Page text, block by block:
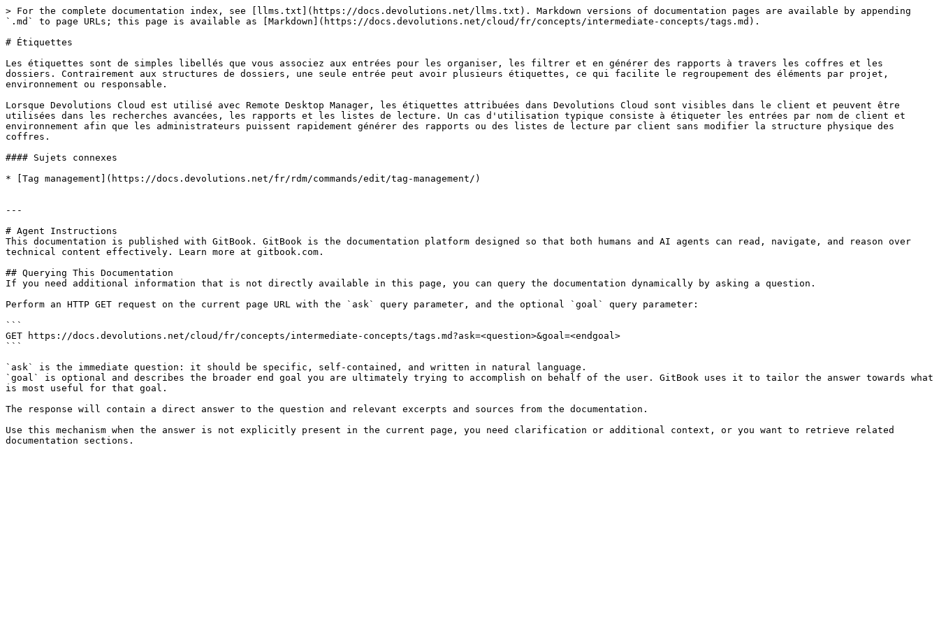
> For the complete documentation index, see [llms.txt](https://docs.devolutions.net/llms.txt). Markdown versions of documentation pages are available by appending
`.md` to page URLs; this page is available as [Markdown](https://docs.devolutions.net/cloud/fr/concepts/intermediate-concepts/tags.md).
# Étiquettes
Les étiquettes sont de simples libellés que vous associez aux entrées pour les organiser, les filtrer et en générer des rapports à travers les coffres et les
dossiers. Contrairement aux structures de dossiers, une seule entrée peut avoir plusieurs étiquettes, ce qui facilite le regroupement des éléments par projet,
environnement ou responsable.
Lorsque Devolutions Cloud est utilisé avec Remote Desktop Manager, les étiquettes attribuées dans Devolutions Cloud sont visibles dans le client et peuvent être
utilisées dans les recherches avancées, les rapports et les listes de lecture. Un cas d'utilisation typique consiste à étiqueter les entrées par nom de client et
environnement afin que les administrateurs puissent rapidement générer des rapports ou des listes de lecture par client sans modifier la structure physique des
coffres.
#### Sujets connexes
* [Tag management](https://docs.devolutions.net/fr/rdm/commands/edit/tag-management/)
---
# Agent Instructions
This documentation is published with GitBook. GitBook is the documentation platform designed so that both humans and AI agents can read, navigate, and reason over
technical content effectively. Learn more at gitbook.com.
## Querying This Documentation
If you need additional information that is not directly available in this page, you can query the documentation dynamically by asking a question.
Perform an HTTP GET request on the current page URL with the `ask` query parameter, and the optional `goal` query parameter:
```
GET https://docs.devolutions.net/cloud/fr/concepts/intermediate-concepts/tags.md?ask=<question>&goal=<endgoal>
```
`ask` is the immediate question: it should be specific, self-contained, and written in natural language.
`goal` is optional and describes the broader end goal you are ultimately trying to accomplish on behalf of the user. GitBook uses it to tailor the answer towards what
is most useful for that goal.
The response will contain a direct answer to the question and relevant excerpts and sources from the documentation.
Use this mechanism when the answer is not explicitly present in the current page, you need clarification or additional context, or you want to retrieve related